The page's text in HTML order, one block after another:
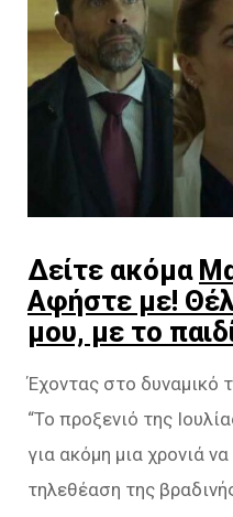
Δείτε ακόμα
Αφήστε με!
μου, με το
Έχοντας στο δυναμικό
“Το προξενιό της
για ακόμη μια χρονιά
τηλεθέαση της